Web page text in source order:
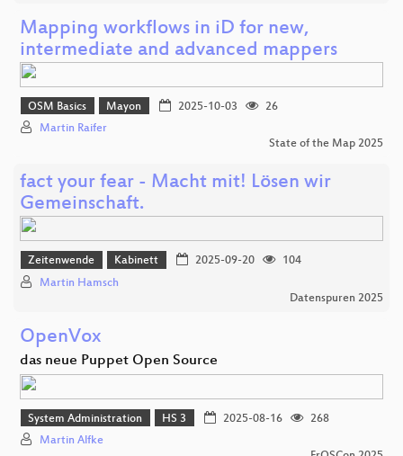
Mapping workflows in iD for new,
intermediate and advanced mappers
OSM Basics Mayon 2025-10-03
26
Martin Raifer
State of the Map 2025
fact your fear - Macht mit! Lösen wir
Gemeinschaft.
Zeitenwende Kabinett 2025-09-20
104
Martin Hamsch
Datenspuren 2025
OpenVox
das neue Puppet Open Source
System Administration HS 3 2025-08-16
268
Martin Alfke